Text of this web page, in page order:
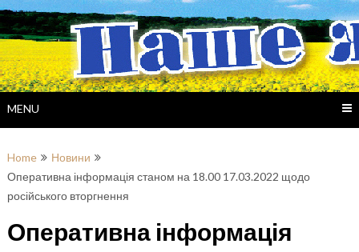
Skip
to
content
MENU
Home
Новини
Оперативна інформація станом на 18.00 17.03.2022 щодо
російського вторгнення
Оперативна інформація